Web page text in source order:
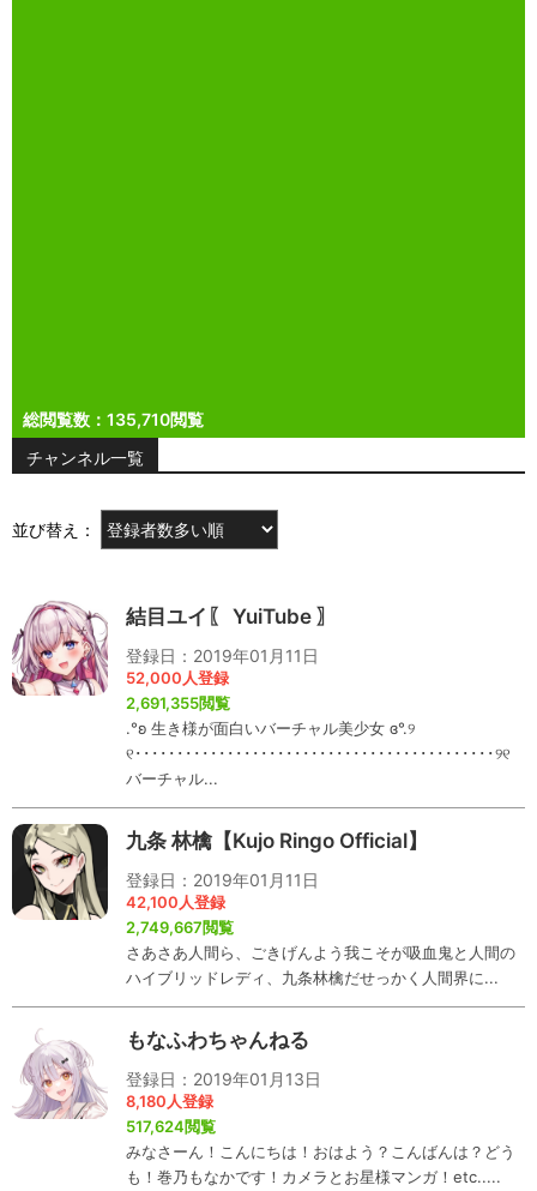
総閲覧数：135,710閲覧
チャンネル一覧
並び替え：
結目ユイ〖 YuiTube 〗
登録日：2019年01月11日
52,000人登録
2,691,355閲覧
.°ʚ 生き様が面白いバーチャル美少女 ɞ°.୨
୧･･･････････････････････････････････････････୨୧
バーチャル...
九条 林檎【Kujo Ringo Official】
登録日：2019年01月11日
42,100人登録
2,749,667閲覧
さあさあ人間ら、ごきげんよう我こそが吸血鬼と人間の
ハイブリッドレディ、九条林檎だせっかく人間界に...
もなふわちゃんねる
登録日：2019年01月13日
8,180人登録
517,624閲覧
みなさーん！こんにちは！おはよう？こんばんは？どう
も！巻乃もなかです！カメラとお星様マンガ！etc.....